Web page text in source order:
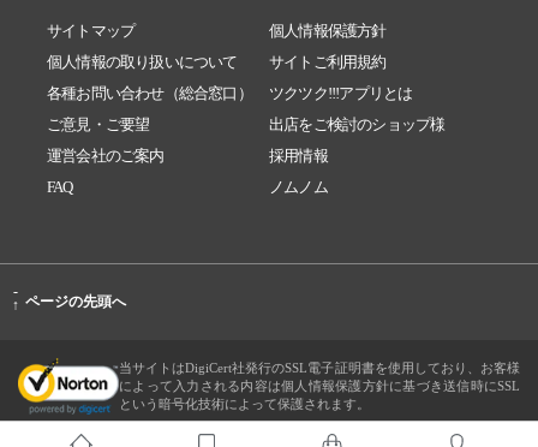
サイトマップ
個人情報保護方針
個人情報の取り扱いについて
サイトご利用規約
各種お問い合わせ（総合窓口）
ツクツク!!!アプリとは
ご意見・ご要望
出店をご検討のショップ様
運営会社のご案内
採用情報
FAQ
ノムノム
-
↑ ページの先頭へ
当サイトはDigiCert社発行のSSL電子証明書を使用しており、お客様
によって入力される内容は個人情報保護方針に基づき送信時にSSL
という暗号化技術によって保護されます。